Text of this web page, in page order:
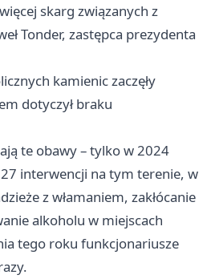
skarg związanych z
Tonder, zastępca prezydenta
kamienic zaczęły
dotyczył braku
te obawy – tylko w 2024
interwencji na tym terenie, w
z włamaniem, zakłócanie
alkoholu w miejscach
tego roku funkcjonariusze